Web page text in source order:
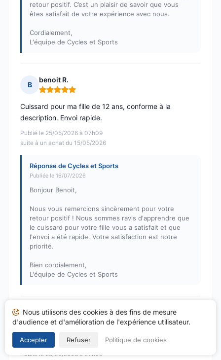
retour positif. C’est un plaisir de savoir que vous
êtes satisfait de votre expérience avec nous.
Cordialement,
L'équipe de Cycles et Sports
B
benoit R.
Note : 5 sur 5
Publié le 25/05/2026 à 07h09
suite à un achat du 15/05/2026
Cuissard pour ma fille de 12 ans, conforme à la
description. Envoi rapide.
Réponse de Cycles et Sports
Publiée le 16/07/2026
Bonjour Benoit,
Nous vous remercions sincèrement pour votre
retour positif ! Nous sommes ravis d'apprendre que
le cuissard pour votre fille vous a satisfait et que
l'envoi a été rapide. Votre satisfaction est notre
priorité.
Bien cordialement,
L'équipe de Cycles et Sports
E
Eric C.
Note : 4 sur 5
Publié le 25/05/2026 à 07h09
Service super
Nous utilisons des cookies à des fins de mesure
d'audience et d'amélioration de l'expérience utilisateur.
Accepter Refuser Politique de cookies